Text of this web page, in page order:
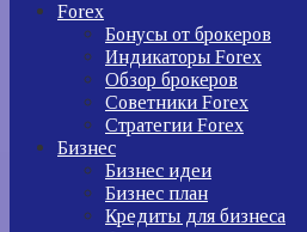
Forex
Бонусы от брокеров
Индикаторы Forex
Обзор брокеров
Советники Forex
Стратегии Forex
Бизнес
Бизнес идеи
Бизнес план
Кредиты для бизнеса